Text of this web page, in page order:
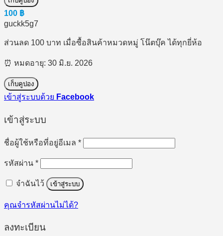
100 ฿
guckk5g7
ส่วนลด 100 บาท เมื่อซื้อสินค้าหมวดหมู่ โน๊ตบุ๊ค ได้ทุกยี่ห้อ
⏰ หมดอายุ: 30 มิ.ย. 2026
เก็บคูปอง
เข้าสู่ระบบด้วย Facebook
เข้าสู่ระบบ
ชื่อผู้ใช้หรือที่อยู่อีเมล *ต้องการ
รหัสผ่าน *ต้องการ
จำฉันไว้ เข้าสู่ระบบ
คุณจำรหัสผ่านไม่ได้?
ลงทะเบียน